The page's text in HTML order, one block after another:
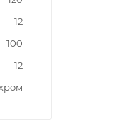
12
100
12